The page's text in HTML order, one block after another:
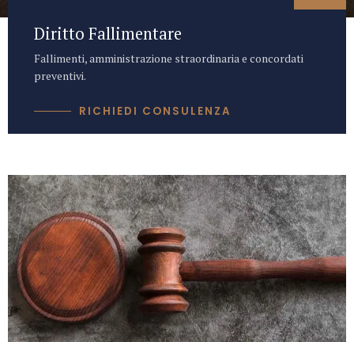
Diritto Fallimentare
Fallimenti, amministrazione straordinaria e concordati
preventivi.
RICHIEDI CONSULENZA